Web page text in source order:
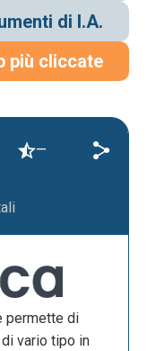
di I.A.
più cliccate
—
permette di
vario tipo in